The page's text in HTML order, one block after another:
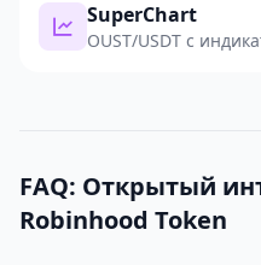
SuperChart
OUST/USDT с
FAQ: Открытый
Robinhood Token